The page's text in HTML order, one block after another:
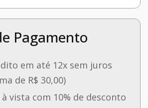
Pagamento
em até 12x sem juros
de R$ 30,00)
vista com 10% de desconto